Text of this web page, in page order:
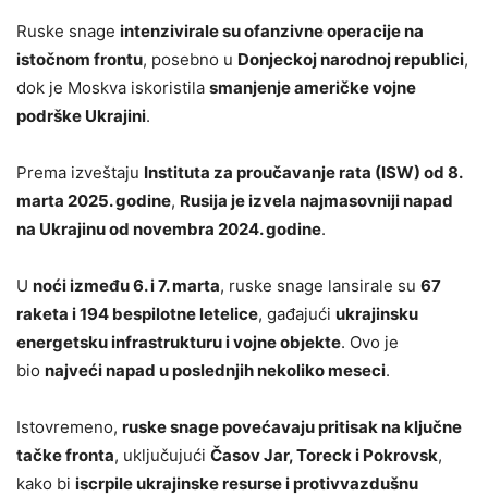
Ruske snage intenzivirale su ofanzivne operacije na
istočnom frontu, posebno u Donjeckoj narodnoj republici,
dok je Moskva iskoristila smanjenje američke vojne
podrške Ukrajini.
Prema izveštaju Instituta za proučavanje rata (ISW) od 8.
marta 2025. godine, Rusija je izvela najmasovniji napad
na Ukrajinu od novembra 2024. godine.
U noći između 6. i 7. marta, ruske snage lansirale su 67
raketa i 194 bespilotne letelice, gađajući ukrajinsku
energetsku infrastrukturu i vojne objekte. Ovo je
bio najveći napad u poslednjih nekoliko meseci.
Istovremeno, ruske snage povećavaju pritisak na ključne
tačke fronta, uključujući Časov Jar, Toreck i Pokrovsk,
kako bi iscrpile ukrajinske resurse i protivvazdušnu